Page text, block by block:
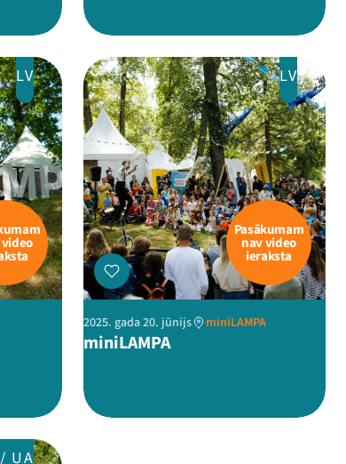
LV LV
Pasākumam
nav video
ieraksta
2025. gada 20. jūnijs miniLAMPA
miniLAMPA
UA